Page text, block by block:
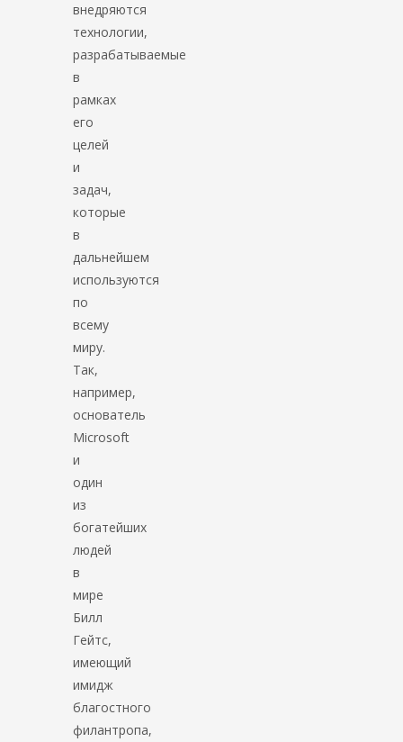
внедряются
технологии,
разрабатываемые
в
рамках
его
целей
и
задач,
которые
в
дальнейшем
используются
по
всему
миру.
Так,
например,
основатель
Microsoft
и
один
из
богатейших
людей
в
мире
Билл
Гейтс,
имеющий
имидж
благостного
филантропа,